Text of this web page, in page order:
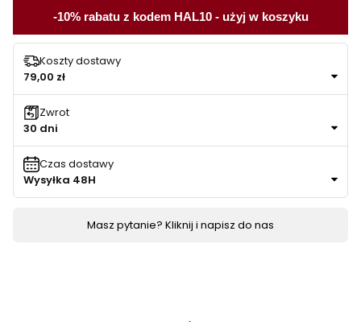
-10% rabatu z kodem HAL10 - użyj w koszyku
Koszty dostawy
79,00 zł
Zwrot
30 dni
Czas dostawy
Wysyłka 48H
Masz pytanie? Kliknij i napisz do nas